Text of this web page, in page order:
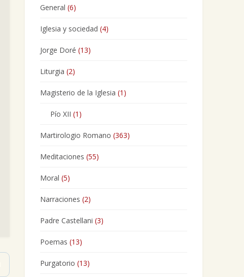
General (6)
Iglesia y sociedad (4)
Jorge Doré (13)
Liturgia (2)
Magisterio de la Iglesia (1)
Pío XII (1)
Martirologio Romano (363)
Meditaciones (55)
Moral (5)
Narraciones (2)
Padre Castellani (3)
Poemas (13)
Purgatorio (13)